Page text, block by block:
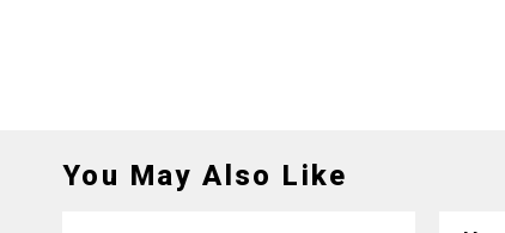
You May Also Like